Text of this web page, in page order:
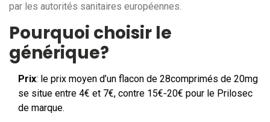
par les autorités sanitaires européennes.
Pourquoi choisir le
générique?
Prix: le prix moyen d’un flacon de 28comprimés de 20mg
se situe entre 4€ et 7€, contre 15€‑20€ pour le Prilosec
de marque.